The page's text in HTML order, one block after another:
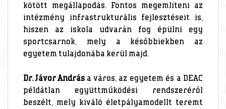
kötött megállapodás. Fontos megemlíteni az
intézmény infrastrukturális fejlesztéseit is,
hiszen az iskola udvarán fog épülni egy
sportcsarnok, mely a későbbiekben az
egyetem tulajdonába kerül majd.
Dr. Jávor Andrása város, az egyetem és a DEAC
példátlan együttműködési rendszeréről
beszélt, mely kiváló életpályamodellt teremt